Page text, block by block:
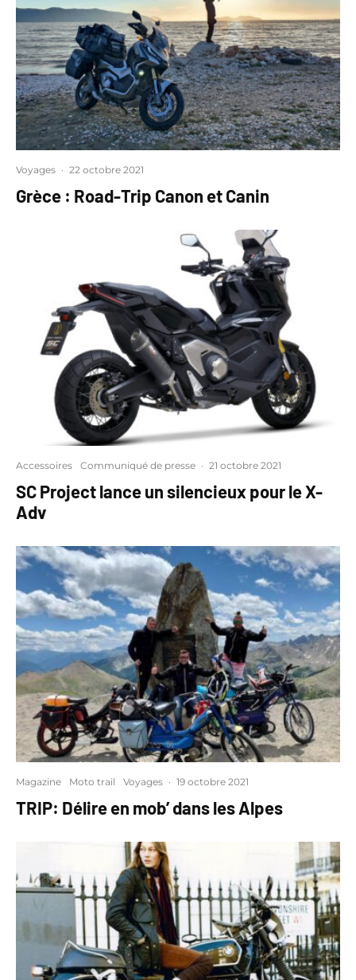
Voyages · 22 octobre 2021
Grèce : Road-Trip Canon et Canin
Accessoires Communiqué de presse · 21 octobre 2021
SC Project lance un silencieux pour le X-
Adv
Magazine Moto trail Voyages · 19 octobre 2021
TRIP: Délire en mob’ dans les Alpes